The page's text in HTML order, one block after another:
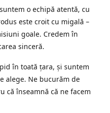
o echipă atentă, cu
este croit cu migală –
goale. Credem în
sinceră.
în toată țara, și suntem
alege. Ne bucurăm de
că înseamnă că ne facem